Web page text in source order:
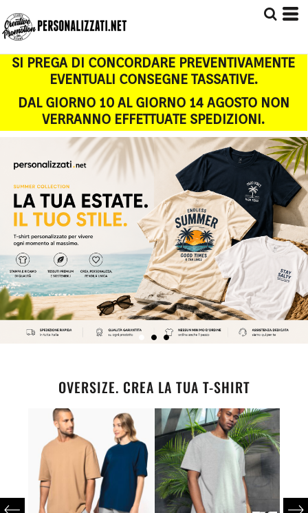
SI PREGA DI CONCORDARE PREVENTIVAMENTE
EVENTUALI CONSEGNE TASSATIVE.
DAL GIORNO 10 AL GIORNO 14 AGOSTO NON
VERRANNO EFFETTUATE SPEDIZIONI.
OVERSIZE. CREA LA TUA T-SHIRT